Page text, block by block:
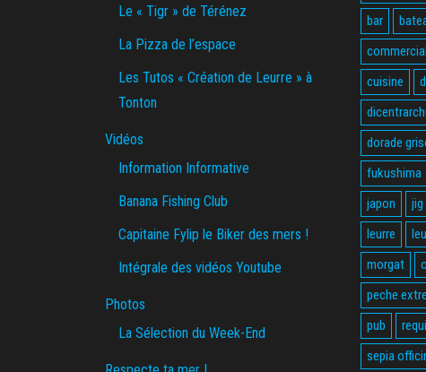
Le « Tigr » de Térénez
La Pizza de l’espace
Les Tutos « Création de Leurre » à
Tonton
Vidéos
Information Informative
Banana Fishing Club
Capitaine Fylip le Biker des mers !
Intégrale des vidéos Youtube
Photos
La Sélection du Week-End
bar
commercial
cuisine
dorade
fukushima
japon
jig
leurre
morgat
peche
pub
sepia